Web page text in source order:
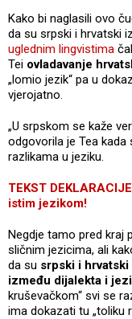
Kako bi naglasili ovo
da su srpski i hrvatski
uglednim lingvistima
Tei ovladavanje
„lomio jezik“ pa u
vjerojatno.
„U srpskom se kaže
odgovorila je Tea kada
razlikama u jeziku.
TEKST
istim jezikom!
Negdje tamo pred kraj
sličnim jezicima, ali
da su srpski i
između dijalekta i
kruševačkom“ svi se
ima dokazati tu „toliku